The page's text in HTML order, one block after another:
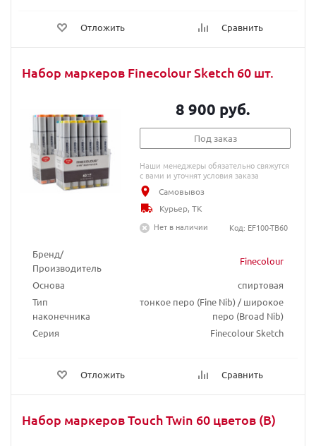
Отложить Сравнить
Набор маркеров Finecolour Sketch 60 шт.
Бренд/
Производитель
Finecolour
Основа
спиртовая
Тип
наконечника
тонкое перо (Fine Nib) / широкое
перо (Broad Nib)
Серия
Finecolour Sketch
Отложить Сравнить
8 900 руб.
Под заказ
Наши менеджеры обязательно свяжутся
с вами и уточнят условия заказа
Самовывоз
Курьер, ТК
Нет в наличии
Код: EF100-TB60
Набор маркеров Touch Twin 60 цветов (B)